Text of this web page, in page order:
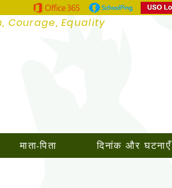
Courage, Equality
माता-पिता दिनांक और घटनाएँ